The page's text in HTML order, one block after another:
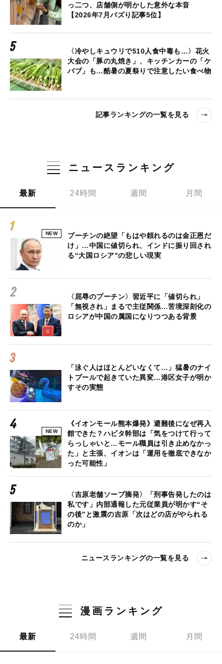
っ二つ、店舗側が明かした意外な本音
【2026年7月バズり記事5位】
〈冷やしキュウリで510人食中毒も…〉花火
大会の「豚の丸焼き」、キッチンカーの「ケ
バブ」も…酷暑の夏祭りで注意したい食べ物
記事ランキングの一覧を見る
ニュースランキング
最新 24時間 週間 月間
NEW
プーチンの絶望「もはや頼れるのは金正恩だ
け」…中国に値切られ、インドに振り回され
る“大国ロシア”の悲しい現実
〈屈辱のプーチン〉習近平に「値切られ」
「無視され」まるで主従関係…苦境深刻化の
ロシアが中国の属国になりつつある背景
「泳ぐ人はほとんどいなくて…」猛暑のナイ
トプールで起きていた異変…港区女子が明か
すその実態
NEW
《イオンモール熊本爆発》避難後になぜ再入
館できた？ハビタ幹部は「気をつけて行って
らっしゃいと…モール職員は引き止めなかっ
た」と主張、イオンは「運用を徹底できなか
った可能性」
〈吉原老舗ソープ摘発〉「刑事告発したのは
私です」内部通報した元従業員が明かす“そ
の後”と激震の吉原「次はどの店がやられる
のか」
ニュースランキングの一覧を見る
漫画ランキング
最新 24時間 週間 月間